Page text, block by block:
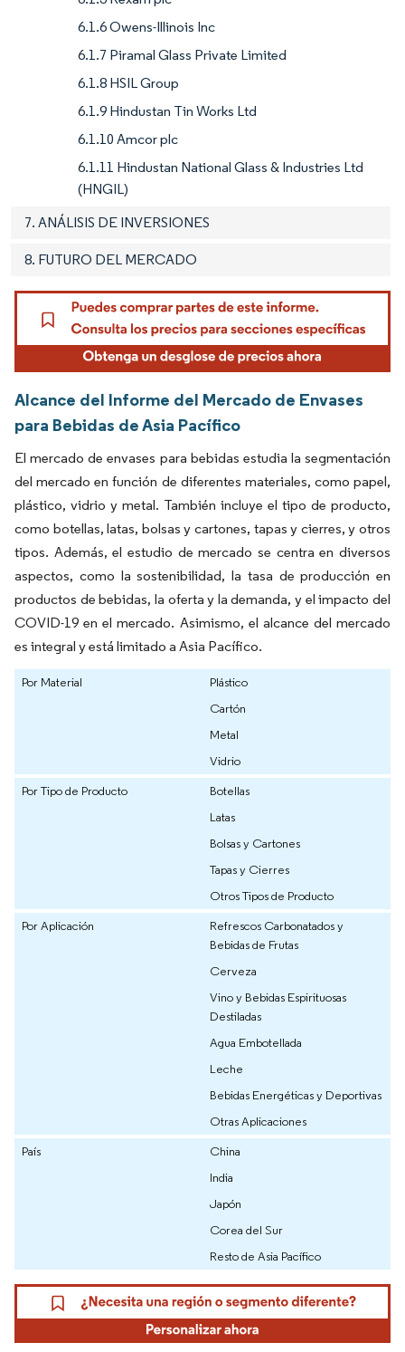
6.1.6 Owens-Illinois Inc
6.1.7 Piramal Glass Private Limited
6.1.8 HSIL Group
6.1.9 Hindustan Tin Works Ltd
6.1.10 Amcor plc
6.1.11 Hindustan National Glass & Industries Ltd
(HNGIL)
7. ANÁLISIS DE INVERSIONES
8. FUTURO DEL MERCADO
Alcance del Informe del Mercado de Envases
para Bebidas de Asia Pacífico
El mercado de envases para bebidas estudia la segmentación
del mercado en función de diferentes materiales, como papel,
plástico, vidrio y metal. También incluye el tipo de producto,
como botellas, latas, bolsas y cartones, tapas y cierres, y otros
tipos. Además, el estudio de mercado se centra en diversos
aspectos, como la sostenibilidad, la tasa de producción en
productos de bebidas, la oferta y la demanda, y el impacto del
COVID-19 en el mercado. Asimismo, el alcance del mercado
es integral y está limitado a Asia Pacífico.
Por Material
Plástico
Cartón
Metal
Vidrio
Por Tipo de Producto
Botellas
Latas
Bolsas y Cartones
Tapas y Cierres
Otros Tipos de Producto
Por Aplicación
Refrescos Carbonatados y
Bebidas de Frutas
Cerveza
Vino y Bebidas Espirituosas
Destiladas
Agua Embotellada
Leche
Bebidas Energéticas y Deportivas
Otras Aplicaciones
País
China
India
Japón
Corea del Sur
Resto de Asia Pacífico